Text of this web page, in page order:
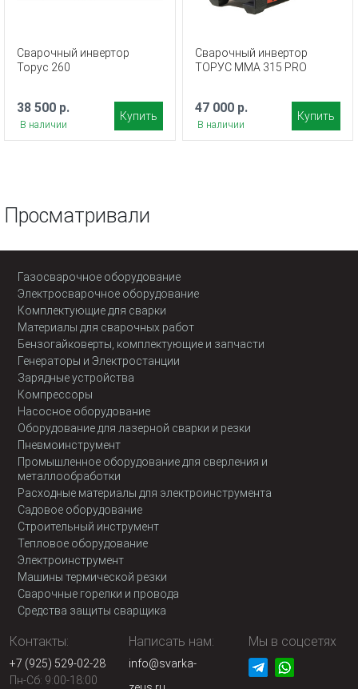
Сварочный инвертор
Торус 260
38 500 р.
В наличии
Купить
Сварочный инвертор
ТОРУС MMA 315 PRO
47 000 р.
В наличии
Купить
Просматривали
Газосварочное оборудование
Электросварочное оборудование
Комплектующие для сварки
Материалы для сварочных работ
Бензогайковерты, комплектующие и запчасти
Генераторы и Электростанции
Зарядные устройства
Компрессоры
Насосное оборудование
Оборудование для лазерной сварки и резки
Пневмоинструмент
Промышленное оборудование для сверления и
металлообработки
Расходные материалы для электроинструмента
Садовое оборудование
Строительный инструмент
Тепловое оборудование
Электроинструмент
Машины термической резки
Сварочные горелки и провода
Средства защиты сварщика
Контакты:
+7 (925) 529-02-28
Пн-Сб: 9:00-18:00
Написать нам:
info@svarka-
Мы в соцсетях